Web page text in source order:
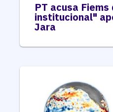
PT acusa
institucional"
Jara